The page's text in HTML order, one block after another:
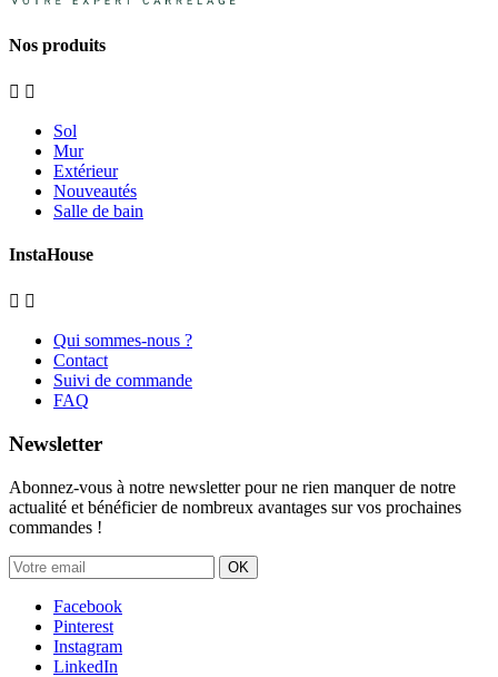
Nos produits
 
Sol
Mur
Extérieur
Nouveautés
Salle de bain
InstaHouse
 
Qui sommes-nous ?
Contact
Suivi de commande
FAQ
Newsletter
Abonnez-vous à notre newsletter pour ne rien manquer de notre
actualité et bénéficier de nombreux avantages sur vos prochaines
commandes !
OK
Facebook
Pinterest
Instagram
LinkedIn